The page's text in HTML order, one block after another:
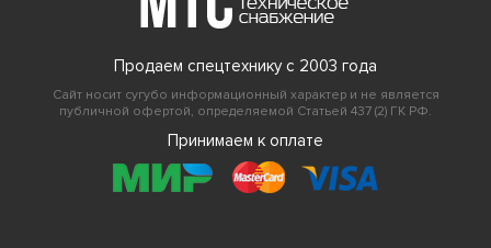
Продаем спецтехнику с 2003 года
Сайт носит сугубо информационный характер и не является
публичной офертой, определяемой Статьей 437 (2) ГК РФ.
Принимаем к оплате